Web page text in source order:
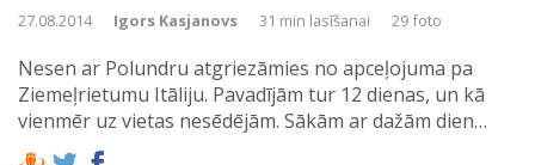
27.08.2014 Igors Kasjanovs 31 min lasīšanai 29 foto
Nesen ar Polundru atgriezāmies no apceļojuma pa
Ziemeļrietumu Itāliju. Pavadījām tur 12 dienas, un kā
vienmēr uz vietas nesēdējām. Sākām ar dažām dien…